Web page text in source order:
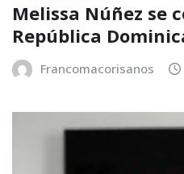
Melissa Núñez se
República
Francomacorisanos